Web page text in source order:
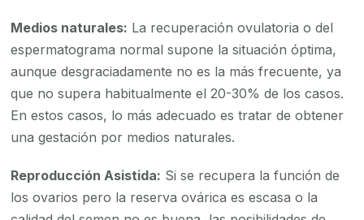
Medios naturales: La recuperación ovulatoria o del
espermatograma normal supone la situación óptima,
aunque desgraciadamente no es la más frecuente, ya
que no supera habitualmente el 20-30% de los casos.
En estos casos, lo más adecuado es tratar de obtener
una gestación por medios naturales.
Reproducción Asistida: Si se recupera la función de
los ovarios pero la reserva ovárica es escasa o la